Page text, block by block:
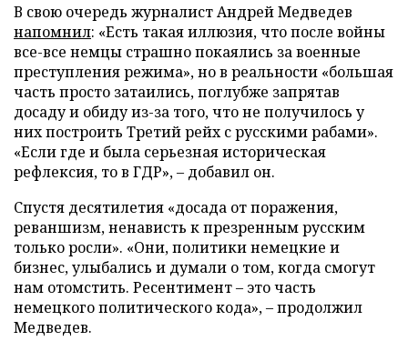
В свою очередь журналист Андрей Медведев
напомнил: «Есть такая иллюзия, что после войны
все-все немцы страшно покаялись за военные
преступления режима», но в реальности «большая
часть просто затаились, поглубже запрятав
досаду и обиду из-за того, что не получилось у
них построить Третий рейх с русскими рабами».
«Если где и была серьезная историческая
рефлексия, то в ГДР», – добавил он.
Спустя десятилетия «досада от поражения,
реваншизм, ненависть к презренным русским
только росли». «Они, политики немецкие и
бизнес, улыбались и думали о том, когда смогут
нам отомстить. Ресентимент – это часть
немецкого политического кода», – продолжил
Медведев.